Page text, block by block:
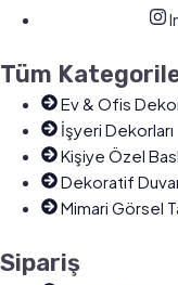
Tüm
Ev & Ofis
İşyeri Dekorları
Kişiye Özel
Dekoratif
Mimari Görsel
Sipariş